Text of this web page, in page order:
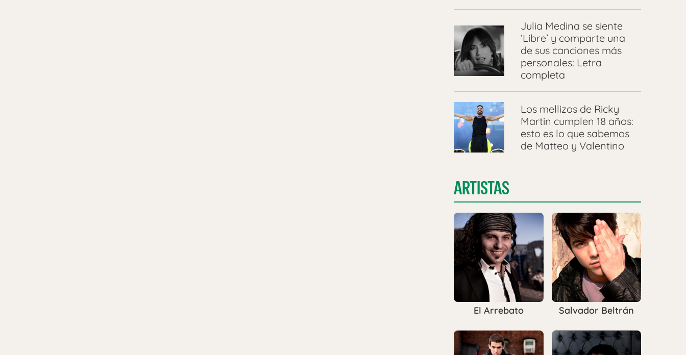
Julia Medina se siente
‘Libre’ y comparte una
de sus canciones más
personales: Letra
completa
Los mellizos de Ricky
Martin cumplen 18 años:
esto es lo que sabemos
de Matteo y Valentino
ARTISTAS
El Arrebato Salvador Beltrán